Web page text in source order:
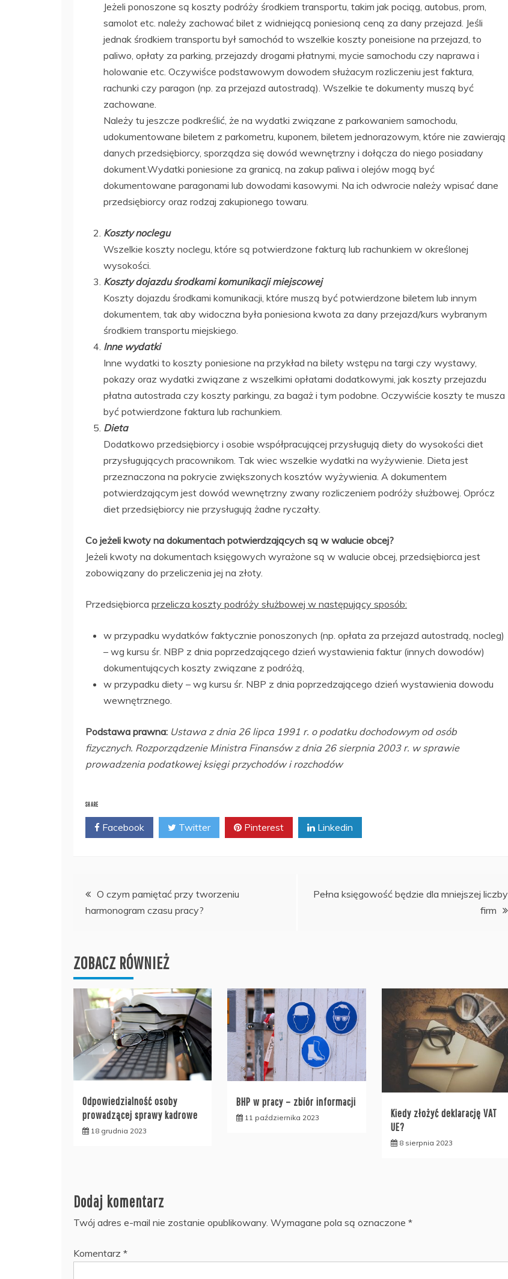
Jeżeli ponoszone są koszty podróży środkiem transportu, takim jak pociąg, autobus, prom,
samolot etc. należy zachować bilet z widniejącą poniesioną ceną za dany przejazd. Jeśli
jednak środkiem transportu był samochód to wszelkie koszty poneisione na przejazd, to
paliwo, opłaty za parking, przejazdy drogami płatnymi, mycie samochodu czy naprawa i
holowanie etc. Oczywiśce podstawowym dowodem służacym rozliczeniu jest faktura,
rachunki czy paragon (np. za przejazd autostradą). Wszelkie te dokumenty muszą być
zachowane.
Należy tu jeszcze podkreślić, że na wydatki związane z parkowaniem samochodu,
udokumentowane biletem z parkometru, kuponem, biletem jednorazowym, które nie zawierają
danych przedsiębiorcy, sporządza się dowód wewnętrzny i dołącza do niego posiadany
dokument.Wydatki poniesione za granicą, na zakup paliwa i olejów mogą być
dokumentowane paragonami lub dowodami kasowymi. Na ich odwrocie należy wpisać dane
przedsiębiorcy oraz rodzaj zakupionego towaru.
Koszty noclegu
Wszelkie koszty noclegu, które są potwierdzone fakturą lub rachunkiem w określonej
wysokości.
Koszty dojazdu środkami komunikacji miejscowej
Koszty dojazdu środkami komunikacji, które muszą być potwierdzone biletem lub innym
dokumentem, tak aby widoczna była poniesiona kwota za dany przejazd/kurs wybranym
środkiem transportu miejskiego.
Inne wydatki
Inne wydatki to koszty poniesione na przykład na bilety wstępu na targi czy wystawy,
pokazy oraz wydatki związane z wszelkimi opłatami dodatkowymi, jak koszty przejazdu
płatna autostrada czy koszty parkingu, za bagaż i tym podobne. Oczywiście koszty te musza
być potwierdzone faktura lub rachunkiem.
Dieta
Dodatkowo przedsiębiorcy i osobie współpracującej przysługują diety do wysokości diet
przysługujących pracownikom. Tak wiec wszelkie wydatki na wyżywienie. Dieta jest
przeznaczona na pokrycie zwiększonych kosztów wyżywienia. A dokumentem
potwierdzającym jest dowód wewnętrzny zwany rozliczeniem podróży służbowej. Oprócz
diet przedsiębiorcy nie przysługują żadne ryczałty.
Co jeżeli kwoty na dokumentach potwierdzających są w walucie obcej?
Jeżeli kwoty na dokumentach księgowych wyrażone są w walucie obcej, przedsiębiorca jest
zobowiązany do przeliczenia jej na złoty.
Przedsiębiorca przelicza koszty podróży służbowej w następujący sposób:
w przypadku wydatków faktycznie ponoszonych (np. opłata za przejazd autostradą, nocleg)
– wg kursu śr. NBP z dnia poprzedzającego dzień wystawienia faktur (innych dowodów)
dokumentujących koszty związane z podróżą,
w przypadku diety – wg kursu śr. NBP z dnia poprzedzającego dzień wystawienia dowodu
wewnętrznego.
Podstawa prawna: Ustawa z dnia 26 lipca 1991 r. o podatku dochodowym od osób
fizycznych. Rozporządzenie Ministra Finansów z dnia 26 sierpnia 2003 r. w sprawie
prowadzenia podatkowej księgi przychodów i rozchodów
SHARE
Facebook Twitter Pinterest Linkedin
Nawigacja
O czym pamiętać przy tworzeniu
harmonogram czasu pracy?
Pełna księgowość będzie dla mniejszej liczby
firm
ZOBACZ RÓWNIEŻ
Odpowiedzialność osoby
prowadzącej sprawy kadrowe
18 grudnia 2023
BHP w pracy – zbiór informacji
11 października 2023
Kiedy złożyć deklarację VAT
UE?
8 sierpnia 2023
Dodaj komentarz
Twój adres e-mail nie zostanie opublikowany. Wymagane pola są oznaczone *
Komentarz *